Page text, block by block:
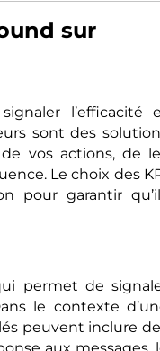
sur
l’efficacité
sont des
vos actions, de
Le choix des
pour garantir
permet de
le contexte
peuvent inclure